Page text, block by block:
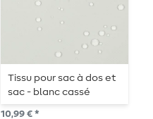
Tissu pour sac à dos et
sac - blanc cassé
10,99 € *